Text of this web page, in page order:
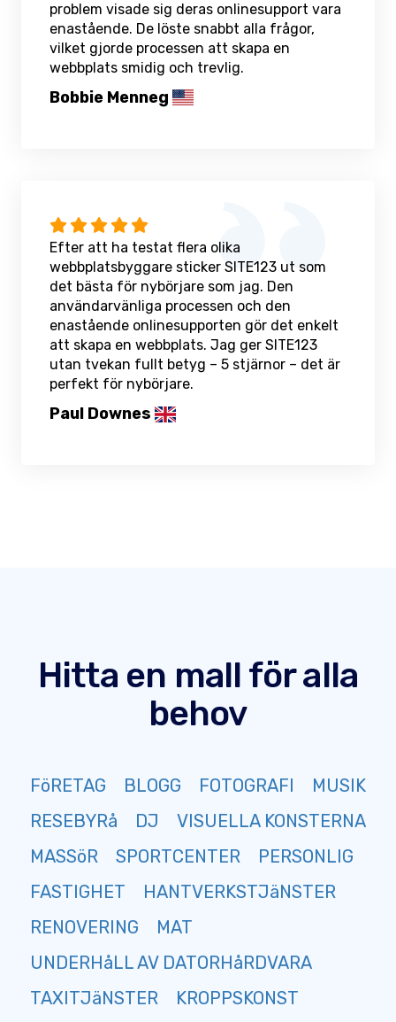
problem visade sig deras onlinesupport vara
enastående. De löste snabbt alla frågor,
vilket gjorde processen att skapa en
webbplats smidig och trevlig.
Bobbie Menneg
Efter att ha testat flera olika
webbplatsbyggare sticker SITE123 ut som
det bästa för nybörjare som jag. Den
användarvänliga processen och den
enastående onlinesupporten gör det enkelt
att skapa en webbplats. Jag ger SITE123
utan tvekan fullt betyg – 5 stjärnor – det är
perfekt för nybörjare.
Paul Downes
Hitta en mall för alla
behov
FöRETAG BLOGG FOTOGRAFI
MUSIK
RESEBYRå
DJ
VISUELLA KONSTERNA
MASSöR
SPORTCENTER
PERSONLIG
FASTIGHET
HANTVERKSTJäNSTER
RENOVERING
MAT
UNDERHåLL AV DATORHåRDVARA
TAXITJäNSTER
KROPPSKONST